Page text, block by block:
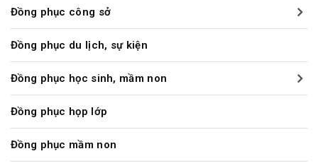
Đồng phục công sở
Đồng phục du lịch, sự kiện
Đồng phục học sinh, mầm non
Đồng phục họp lớp
Đồng phục mầm non